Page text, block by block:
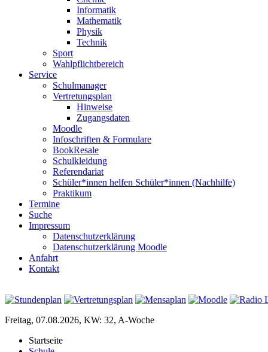
Informatik
Mathematik
Physik
Technik
Sport
Wahlpflichtbereich
Service
Schulmanager
Vertretungsplan
Hinweise
Zugangsdaten
Moodle
Infoschriften & Formulare
BookResale
Schulkleidung
Referendariat
Schüler*innen helfen Schüler*innen (Nachhilfe)
Praktikum
Termine
Suche
Impressum
Datenschutzerklärung
Datenschutzerklärung Moodle
Anfahrt
Kontakt
Freitag, 07.08.2026, KW: 32, A-Woche
Startseite